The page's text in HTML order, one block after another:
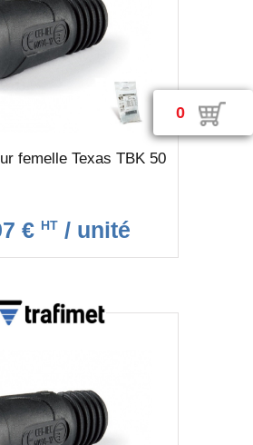
0
femelle Texas TBK 50
€ HT / unité